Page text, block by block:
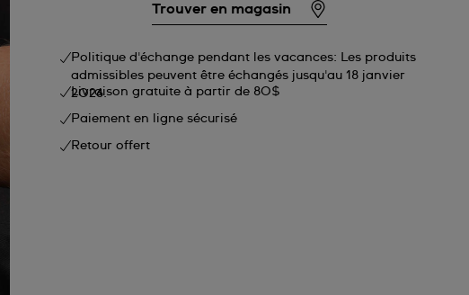
Trouver en magasin
Politique d'échange pendant les vacances: Les produits
admissibles peuvent être échangés jusqu'au 18 janvier
2026.
Livraison gratuite à partir de 80$
Paiement en ligne sécurisé
Retour offert